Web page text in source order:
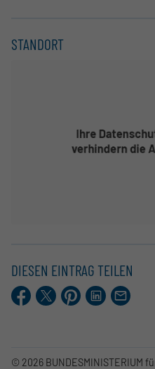
STANDORT
DIESEN EINTRAG TEILEN
Facebook
X.comPinterestLinkedIn
E-
Mail
© 2026 BUNDESMINISTERIUM